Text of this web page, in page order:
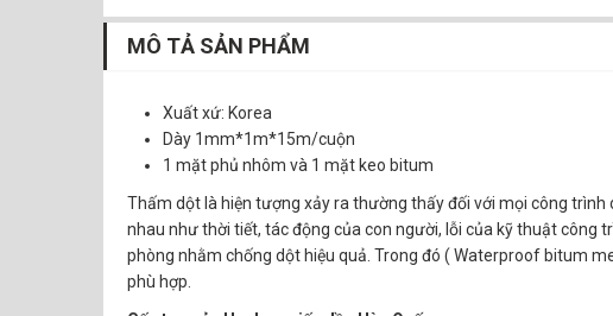
MÔ TẢ SẢN PHẨM
Xuất xứ: Korea
Dày 1mm*1m*15m/cuộn
1 mặt phủ nhôm và 1 mặt keo bitum
Thấm dột là hiện tượng xảy ra thường thấy đối với mọi công
nhau như thời tiết, tác động của con người, lỗi của kỹ thuật công
phòng nhằm chống dột hiệu quả. Trong đó ( Waterproof bitum
phù hợp.